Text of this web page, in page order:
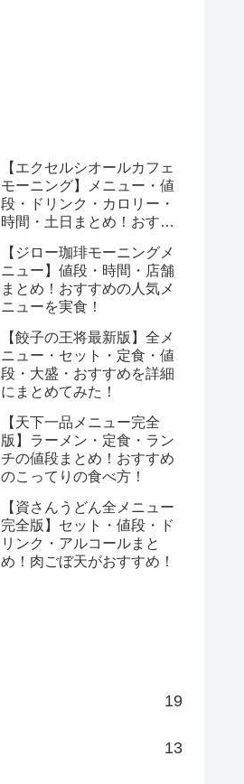
【エクセルシオールカフェ
モーニング】メニュー・値
段・ドリンク・カロリー・
時間・土日まとめ！おすす
【ジロー珈琲モーニングメ
ニュー】値段・時間・店舗
まとめ！おすすめの人気メ
ニューを実食！
【餃子の王将最新版】全メ
ニュー・セット・定食・値
段・大盛・おすすめを詳細
にまとめてみた！
【天下一品メニュー完全
版】ラーメン・定食・ラン
チの値段まとめ！おすすめ
のこってりの食べ方！
【資さんうどん全メニュー
完全版】セット・値段・ド
リンク・アルコールまと
め！肉ごぼ天がおすすめ！
19
13